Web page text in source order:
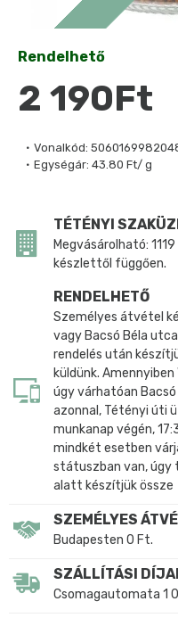
Vonalkód:
Egységár: 43.80 Ft/ g
Rendelhető
2 190Ft
TÉTÉNYI
Megvásárolható:
készlettől függően.
RENDELHETŐ
Személyes átvétel
vagy Bacsó Béla
rendelés után
küldünk.
úgy várhatóan
azonnal, Tétényi úti
munkanap végén,
mindkét esetben
státuszban van, úgy
alatt készítjük össze
SZEMÉLYES
Budapesten 0 Ft.
SZÁLLÍTÁSI
Csomagautomata 1